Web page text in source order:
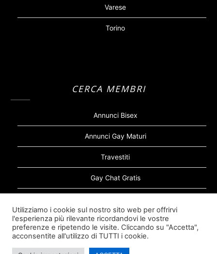
Varese
Torino
CERCA MEMBRI
Annunci Bisex
Annunci Gay Maturi
Travestiti
Gay Chat Gratis
Sugar Daddy Gay
Utilizziamo i cookie sul nostro sito web per offrirvi
l'esperienza più rilevante ricordandovi le vostre
preferenze e ripetendo le visite. Cliccando su "Accetta",
acconsentite all'utilizzo di TUTTI i cookie.